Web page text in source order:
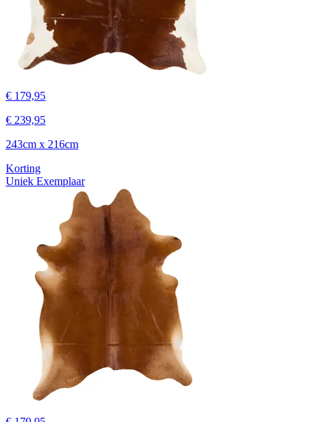
€ 179,95
€ 239,95
243cm x 216cm
Korting
Uniek Exemplaar